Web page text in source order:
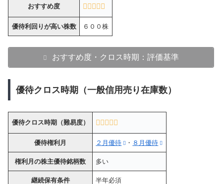
おすすめ度
優待利回りが高い株数 ６００株
おすすめ度・クロス時期：評価基準
優待クロス時期（一般信用売り在庫数）
優待クロス時期（難易度）
優待権利月 ２月優待 ・ ８月優待
権利月の株主優待銘柄数 多い
継続保有条件 半年必須